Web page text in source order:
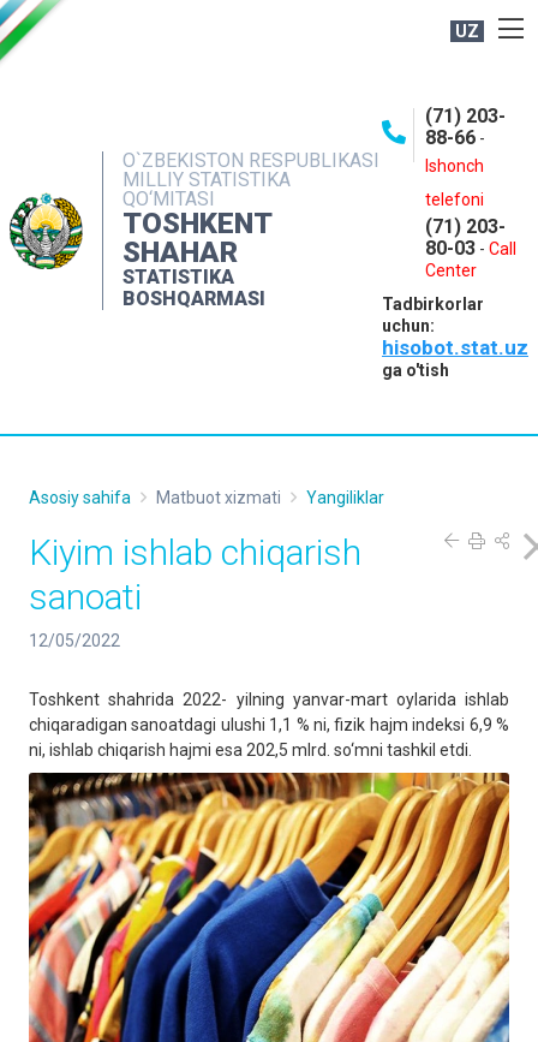
UZ
O`ZBEKISTON RESPUBLIKASI
MILLIY STATISTIKA
QO‘MITASI
TOSHKENT
SHAHAR
STATISTIKA
BOSHQARMASI
(71) 203-
88-66 -
Ishonch
telefoni
(71) 203-
80-03 - Call
Center
Tadbirkorlar
uchun:
hisobot.stat.uz
ga o'tish
NASHRLAR
INTERAKTIV XIZMATLAR
MATBUOT XIZMATI
MUROJAATLAR
Asosiy sahifa Matbuot xizmati Yangiliklar
Kiyim ishlab chiqarish
sanoati
12/05/2022
Toshkent shahrida 2022- yilning yanvar-mart oylarida ishlab
chiqaradigan sanoatdagi ulushi 1,1 % ni, fizik hajm indeksi 6,9 %
ni, ishlab chiqarish hajmi esa 202,5 mlrd. so‘mni tashkil etdi.